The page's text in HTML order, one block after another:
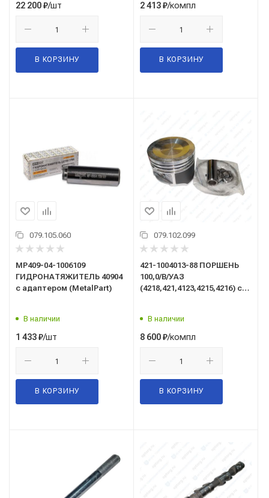
22 200₽/шт
В КОРЗИНУ
2 413₽/компл
В КОРЗИНУ
079.105.060
МР409-04-1006109
ГИДРОНАТЯЖИТЕЛЬ 40904
с адаптером (MetalPart)
В наличии
1 433₽/шт
В КОРЗИНУ
079.102.099
421-1004013-88 ПОРШЕНЬ
100,0/В/УАЗ
(4218,421,4123,4215,4216) с
В наличии
8 600₽/компл
В КОРЗИНУ